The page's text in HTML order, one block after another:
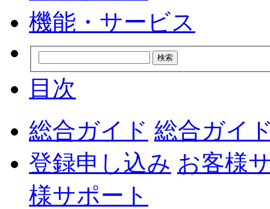
機能・サービス
目次
総合ガイド 総合ガイ
登録申し込み お客様
様サポート